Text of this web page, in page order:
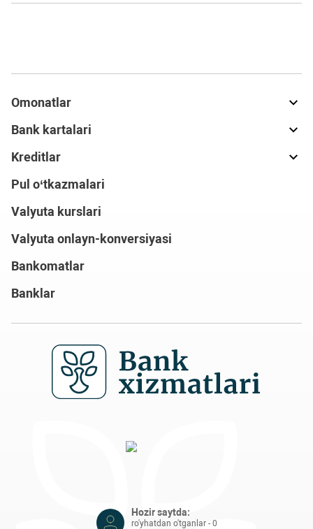
Omonatlar
Bank kartalari
Kreditlar
Pul o‘tkazmalari
Valyuta kurslari
Valyuta onlayn-konversiyasi
Bankomatlar
Banklar
Hozir saytda:
ro'yhatdan o'tganlar - 0